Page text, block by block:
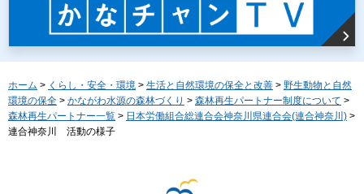
ホーム > くらし・安全・環境 > 生活と自然環境の保全と改善 > 野生動物と自然
環境の保全 > かながわ水源の森林づくり > 森林再生パートナー制度について >
森林再生パートナー一覧 > 日本労働組合総連合会神奈川県連合会(連合神奈川) >
連合神奈川 活動の様子